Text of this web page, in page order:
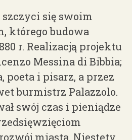
się swoim
, któregobudowa
r. Realizacją projektu
Messina di Bibbia;
poeta i pisarz, a przez
burmistrz Palazzolo.
swój czas i pieniądze
miasta. Niestety,